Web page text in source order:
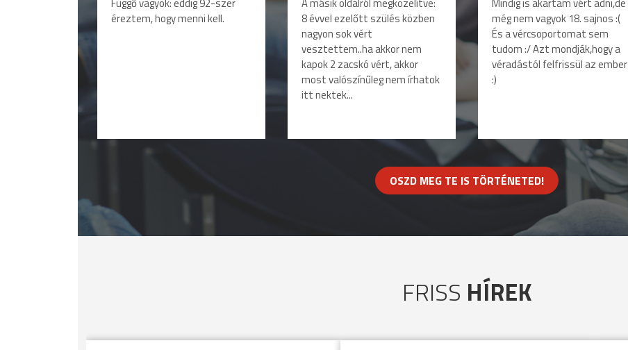
éreztem, hogy menni kell.
8 évvel ezelőtt szülés közben
nagyon sok vért
vesztettem..ha akkor nem
kapok 2 zacskó vért, akkor
most valószínűleg nem írhatok
itt nektek...
még nem vagyok 18. sajnos :(
És a vércsoportomat sem
tudom :/ Azt mondják,hogy a
véradástól felfrissül az ember
:)
OSZD MEG TE IS TÖRTÉNETED!
FRISS HÍREK